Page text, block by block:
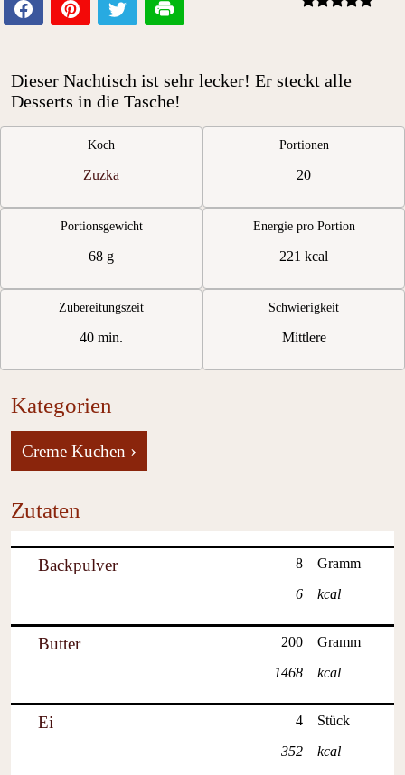
Dieser Nachtisch ist sehr lecker! Er steckt alle
Desserts in die Tasche!
Koch
Zuzka
Portionen
20
Portionsgewicht
68 g
Energie pro Portion
221 kcal
Zubereitungszeit
40 min.
Schwierigkeit
Mittlere
Kategorien
Creme Kuchen ›
Zutaten
Backpulver
8
6
Gramm
kcal
Butter
200
1468
Gramm
kcal
Ei
4
352
Stück
kcal